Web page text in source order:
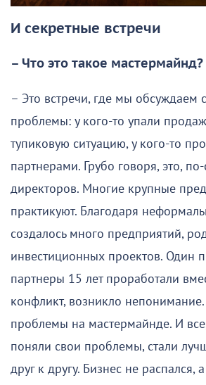
И секретные встречи
– Что это такое мастермайнд?
– Это встречи, где мы обсуждаем
проблемы: у кого-то упали
тупиковую ситуацию, у кого-то
партнерами. Грубо говоря, это, по-
директоров. Многие крупные
практикуют. Благодаря
создалось много предприятий,
инвестиционных проектов. Один
партнеры 15 лет проработали
конфликт, возникло
проблемы на мастермайнде. И
поняли свои проблемы, стали
друг к другу. Бизнес не распался,